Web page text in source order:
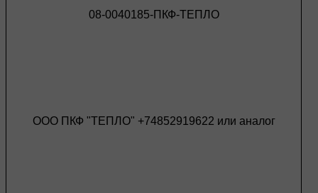
08-0040185-ПКФ-ТЕПЛО
ООО ПКФ "ТЕПЛО" +74852919622 или аналог